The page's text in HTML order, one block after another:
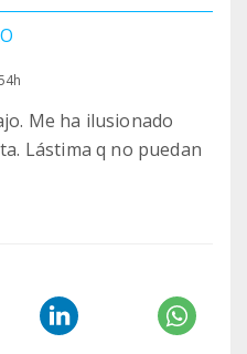
Me ha ilusionado
Lástima q no puedan